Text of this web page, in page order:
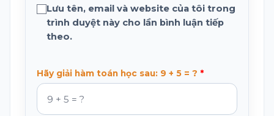
Lưu tên, email và website của tôi trong
trình duyệt này cho lần bình luận tiếp
theo.
Hãy giải hàm toán học sau: 9 + 5 = ?